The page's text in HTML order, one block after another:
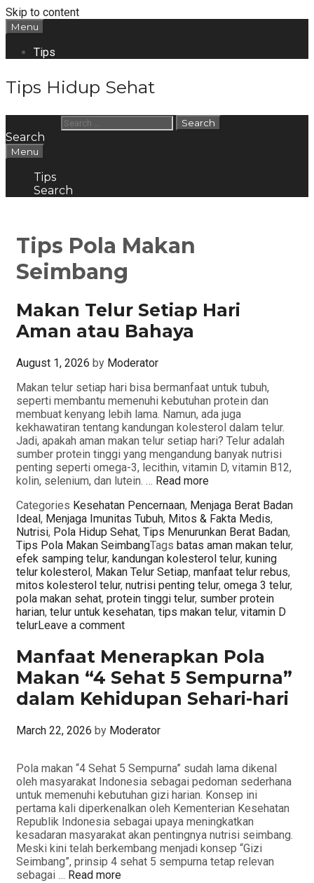
Skip to content
Menu
Tips
Tips Hidup Sehat
Search
Menu
Tips
Search
Tips Pola Makan
Seimbang
Makan Telur Setiap Hari
Aman atau Bahaya
August 1, 2026 by Moderator
Makan telur setiap hari bisa bermanfaat untuk tubuh,
seperti membantu memenuhi kebutuhan protein dan
membuat kenyang lebih lama. Namun, ada juga
kekhawatiran tentang kandungan kolesterol dalam telur.
Jadi, apakah aman makan telur setiap hari? Telur adalah
sumber protein tinggi yang mengandung banyak nutrisi
penting seperti omega-3, lecithin, vitamin D, vitamin B12,
kolin, selenium, dan lutein. … Read more
Categories Kesehatan Pencernaan, Menjaga Berat Badan
Ideal, Menjaga Imunitas Tubuh, Mitos & Fakta Medis,
Nutrisi, Pola Hidup Sehat, Tips Menurunkan Berat Badan,
Tips Pola Makan SeimbangTags batas aman makan telur,
efek samping telur, kandungan kolesterol telur, kuning
telur kolesterol, Makan Telur Setiap, manfaat telur rebus,
mitos kolesterol telur, nutrisi penting telur, omega 3 telur,
pola makan sehat, protein tinggi telur, sumber protein
harian, telur untuk kesehatan, tips makan telur, vitamin D
telurLeave a comment
Manfaat Menerapkan Pola
Makan “4 Sehat 5 Sempurna”
dalam Kehidupan Sehari-hari
March 22, 2026 by Moderator
Pola makan “4 Sehat 5 Sempurna” sudah lama dikenal
oleh masyarakat Indonesia sebagai pedoman sederhana
untuk memenuhi kebutuhan gizi harian. Konsep ini
pertama kali diperkenalkan oleh Kementerian Kesehatan
Republik Indonesia sebagai upaya meningkatkan
kesadaran masyarakat akan pentingnya nutrisi seimbang.
Meski kini telah berkembang menjadi konsep “Gizi
Seimbang”, prinsip 4 sehat 5 sempurna tetap relevan
sebagai … Read more